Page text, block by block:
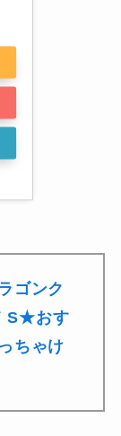
ゴンク
S★おす
ちゃけ